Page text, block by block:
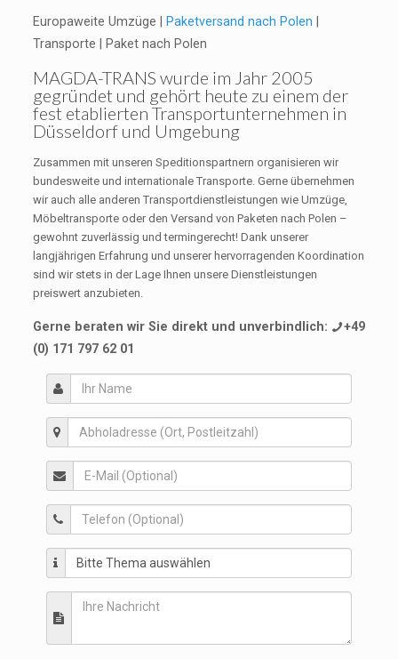
Europaweite Umzüge | Paketversand nach Polen
Transporte | Paket nach Polen
MAGDA-TRANS wurde im Jahr 2005
gegründet und gehört heute zu einem der
fest etablierten Transportunternehmen in
Düsseldorf und Umgebung
Zusammen mit unseren Speditionspartnern organisieren wir
bundesweite und internationale Transporte. Gerne übernehmen
wir auch alle anderen Transportdienstleistungen wie Umzüge,
Möbeltransporte oder den Versand von Paketen nach Polen –
gewohnt zuverlässig und termingerecht! Dank unserer
langjährigen Erfahrung und unserer hervorragenden Koordination
sind wir stets in der Lage Ihnen unsere Dienstleistungen
preiswert anzubieten.
Gerne beraten wir Sie direkt und unverbindlich:
+49
(0) 171 797 62 01